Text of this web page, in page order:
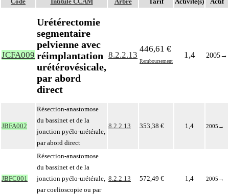
JCFA009
Urétérectomie
segmentaire
pelvienne avec
réimplantation
urétérovésicale,
par abord
direct
8.2.2.13
446,61 €
Remboursement
1,4 2005→
JBFA002
Résection-anastomose
du bassinet et de la
jonction pyélo-urétérale,
par abord direct
8.2.2.13 353,38 € 1,4 2005 →
JBFC001
Résection-anastomose
du bassinet et de la
jonction pyélo-urétérale,
par coelioscopie ou par
8.2.2.13 572,49 € 1,4 2005 →